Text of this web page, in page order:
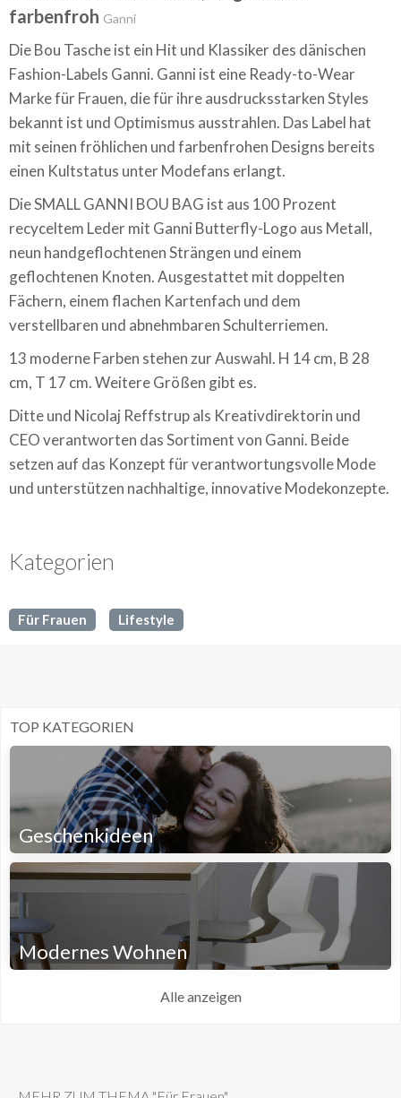
farbenfroh Ganni
Die Bou Tasche ist ein Hit und Klassiker des dänischen
Fashion-Labels Ganni. Ganni ist eine Ready-to-Wear
Marke für Frauen, die für ihre ausdrucksstarken Styles
bekannt ist und Optimismus ausstrahlen. Das Label hat
mit seinen fröhlichen und farbenfrohen Designs bereits
einen Kultstatus unter Modefans erlangt.
Die SMALL GANNI BOU BAG ist aus 100 Prozent
recyceltem Leder mit Ganni Butterfly-Logo aus Metall,
neun handgeflochtenen Strängen und einem
geflochtenen Knoten. Ausgestattet mit doppelten
Fächern, einem flachen Kartenfach und dem
verstellbaren und abnehmbaren Schulterriemen.
13 moderne Farben stehen zur Auswahl. H 14 cm, B 28
cm, T 17 cm. Weitere Größen gibt es.
Ditte und Nicolaj Reffstrup als Kreativdirektorin und
CEO verantworten das Sortiment von Ganni. Beide
setzen auf das Konzept für verantwortungsvolle Mode
und unterstützen nachhaltige, innovative Modekonzepte.
Kategorien
Für Frauen Lifestyle
TOP KATEGORIEN
Geschenkideen
Modernes Wohnen
Alle anzeigen